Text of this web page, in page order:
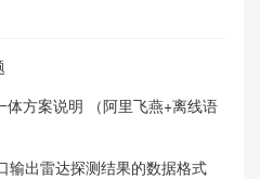
方案说明 （阿里飞燕+离线语
输出雷达探测结果的数据格式